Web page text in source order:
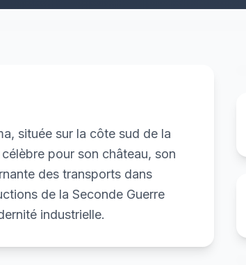
située sur la côte sud de la
pour son château, son
des transports dans
de la Seconde Guerre
industrielle.